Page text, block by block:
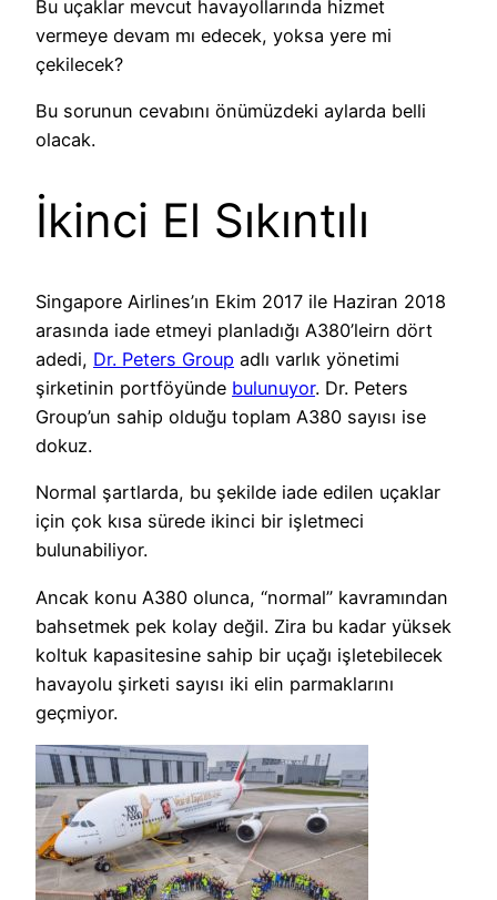
Bu uçaklar mevcut havayollarında hizmet
vermeye devam mı edecek, yoksa yere mi
çekilecek?
Bu sorunun cevabını önümüzdeki aylarda belli
olacak.
İkinci El Sıkıntılı
Singapore Airlines’ın Ekim 2017 ile Haziran 2018
arasında iade etmeyi planladığı A380’leirn dört
adedi, Dr. Peters Group adlı varlık yönetimi
şirketinin portföyünde bulunuyor. Dr. Peters
Group’un sahip olduğu toplam A380 sayısı ise
dokuz.
Normal şartlarda, bu şekilde iade edilen uçaklar
için çok kısa sürede ikinci bir işletmeci
bulunabiliyor.
Ancak konu A380 olunca, “normal” kavramından
bahsetmek pek kolay değil. Zira bu kadar yüksek
koltuk kapasitesine sahip bir uçağı işletebilecek
havayolu şirketi sayısı iki elin parmaklarını
geçmiyor.